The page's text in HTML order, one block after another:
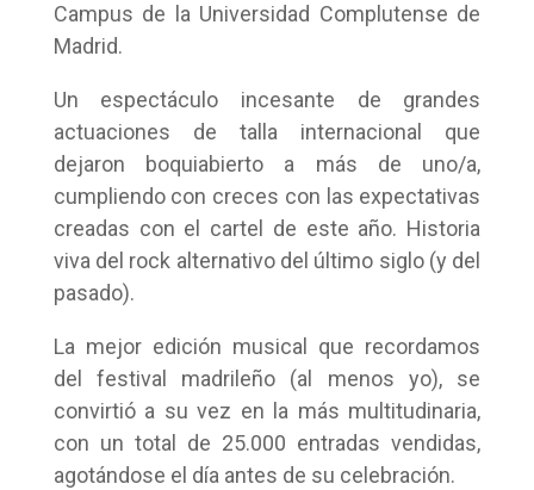
Campus de la Universidad Complutense de
Madrid.
Un espectáculo incesante de grandes
actuaciones de talla internacional que
dejaron boquiabierto a más de uno/a,
cumpliendo con creces con las expectativas
creadas con el cartel de este año. Historia
viva del rock alternativo del último siglo (y del
pasado).
La mejor edición musical que recordamos
del festival madrileño (al menos yo), se
convirtió a su vez en la más multitudinaria,
con un total de 25.000 entradas vendidas,
agotándose el día antes de su celebración.